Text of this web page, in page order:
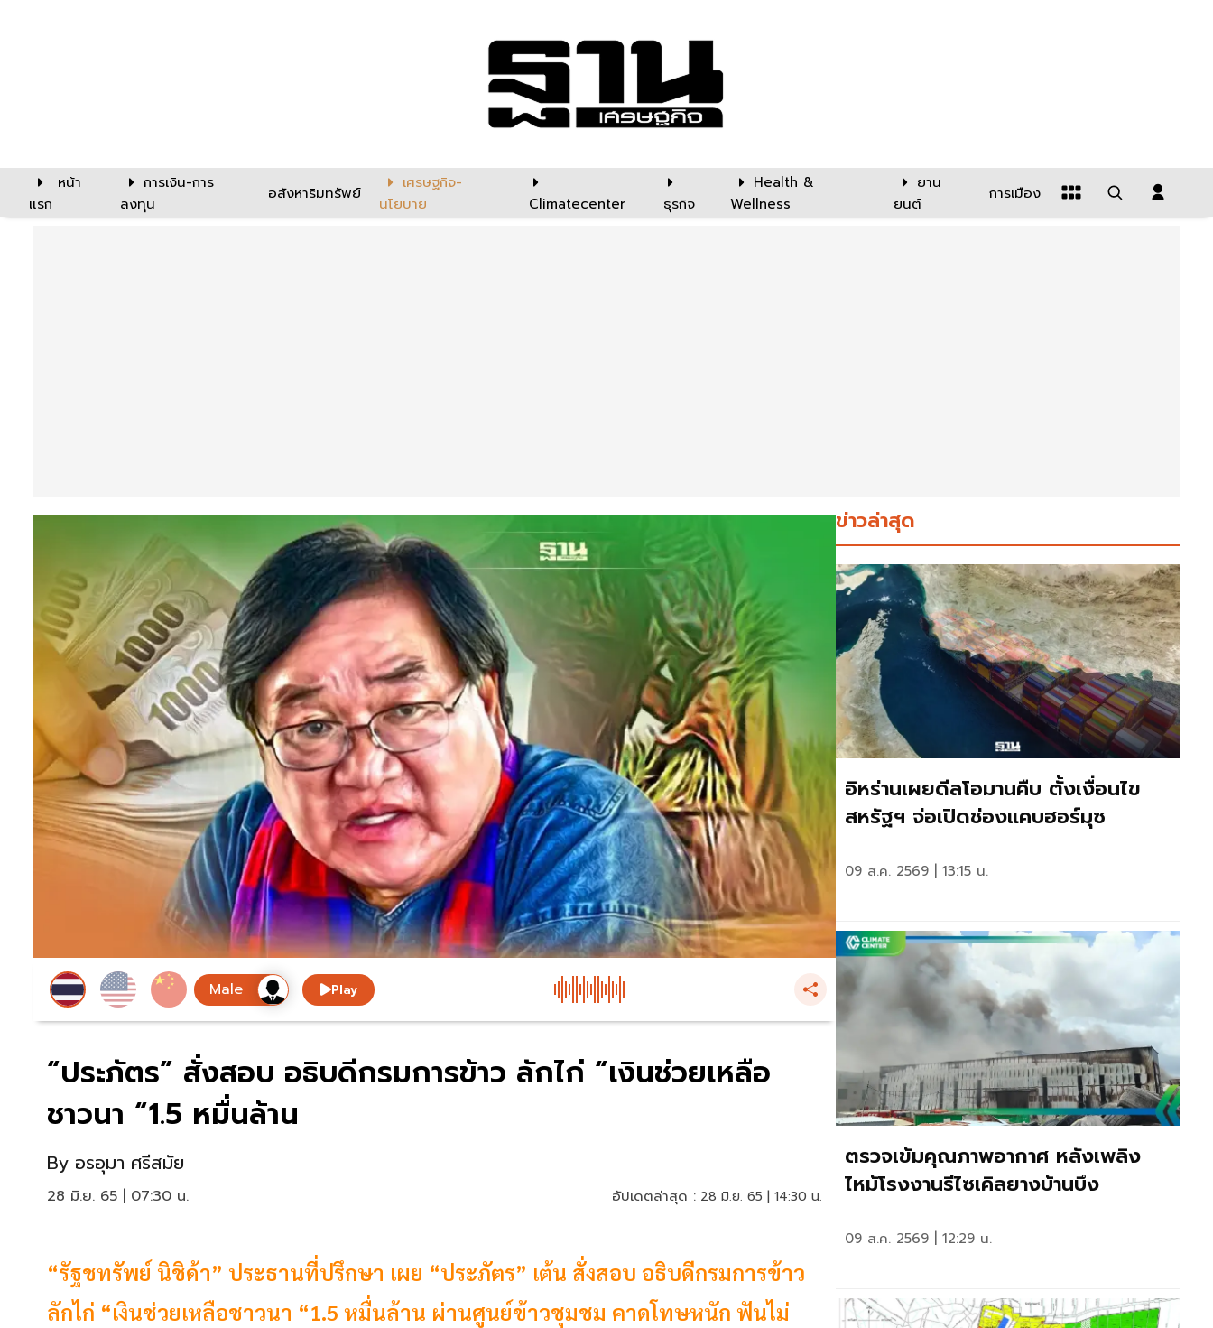
หน้า
แรก
การเงิน-การ
ลงทุน
อสังหาริมทรัพย์
เศรษฐกิจ-
นโยบาย
Climatecenter ธุรกิจ
Health &
Wellness
ยาน
ยนต์
การเมือง
Play
“ประภัตร” สั่งสอบ อธิบดีกรมการข้าว ลักไก่ “เงินช่วยเหลือ
ชาวนา “1.5 หมื่นล้าน
By อรอุมา ศรีสมัย
28 มิ.ย. 65 | 07:30 น. อัปเดตล่าสุด : 28 มิ.ย. 65 | 14:30 น.
“รัฐชทรัพย์ นิชิด้า” ประธานที่ปรึกษา เผย “ประภัตร” เต้น สั่งสอบ อธิบดีกรมการข้าว
ลักไก่ “เงินช่วยเหลือชาวนา “1.5 หมื่นล้าน ผ่านศูนย์ข้าวชุมชม คาดโทษหนัก ฟันไม่
ข่าวล่าสุด
อิหร่านเผยดีลโอมานคืบ ตั้งเงื่อนไข
สหรัฐฯ จ่อเปิดช่องแคบฮอร์มุซ
09 ส.ค. 2569 | 13:15 น.
ตรวจเข้มคุณภาพอากาศ หลังเพลิง
ไหม้โรงงานรีไซเคิลยางบ้านบึง
09 ส.ค. 2569 | 12:29 น.